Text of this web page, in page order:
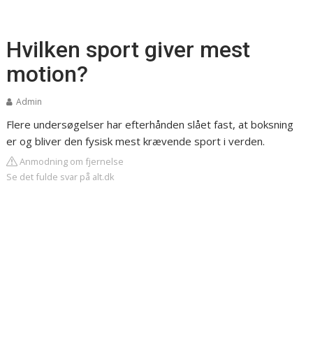
Hvilken sport giver mest
motion?
Admin
Flere undersøgelser har efterhånden slået fast, at boksning
er og bliver den fysisk mest krævende sport i verden.
Anmodning om fjernelse
Se det fulde svar på alt.dk